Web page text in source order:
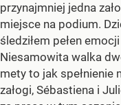
przynajmniej jedna
miejsce na podium.
śledziłem pełen
Niesamowita walka
mety to jak spełnienie
załogi, Sébastiena i